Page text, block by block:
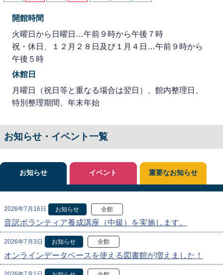
開館時間
火曜日から日曜日…午前９時から午後７時
祝・休日、１２月２８日及び１月４日…午前９時から
午後５時
休館日
月曜日（祝日等と重なる場合は翌日）、館内整理日、
特別整理期間、年末年始
お知らせ・イベント一覧
お知らせ
2026年7月16日 お知らせ 全館
音訳ボランティア養成講座（中級）を実施します。
2026年7月3日 お知らせ 全館
オンラインデータベースを使える図書館が増えました！
イベント 重要なお知らせ